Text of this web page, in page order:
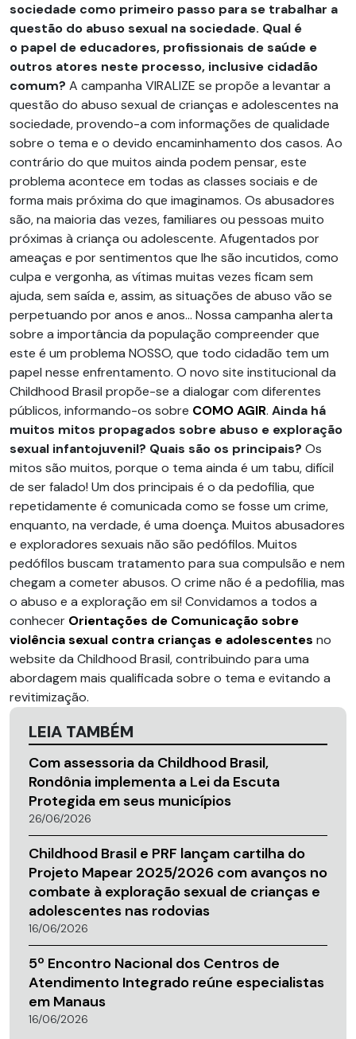
sociedade como primeiro passo para se trabalhar a
questão do abuso sexual na sociedade. Qual é
o papel de educadores, profissionais de saúde e
outros atores neste processo, inclusive cidadão
comum? A campanha VIRALIZE se propõe a levantar a
questão do abuso sexual de crianças e adolescentes na
sociedade, provendo-a com informações de qualidade
sobre o tema e o devido encaminhamento dos casos. Ao
contrário do que muitos ainda podem pensar, este
problema acontece em todas as classes sociais e de
forma mais próxima do que imaginamos. Os abusadores
são, na maioria das vezes, familiares ou pessoas muito
próximas à criança ou adolescente. Afugentados por
ameaças e por sentimentos que lhe são incutidos, como
culpa e vergonha, as vítimas muitas vezes ficam sem
ajuda, sem saída e, assim, as situações de abuso vão se
perpetuando por anos e anos… Nossa campanha alerta
sobre a importância da população compreender que
este é um problema NOSSO, que todo cidadão tem um
papel nesse enfrentamento. O novo site institucional da
Childhood Brasil propõe-se a dialogar com diferentes
públicos, informando-os sobre COMO AGIR. Ainda há
muitos mitos propagados sobre abuso e exploração
sexual infantojuvenil? Quais são os principais? Os
mitos são muitos, porque o tema ainda é um tabu, difícil
de ser falado! Um dos principais é o da pedofilia, que
repetidamente é comunicada como se fosse um crime,
enquanto, na verdade, é uma doença. Muitos abusadores
e exploradores sexuais não são pedófilos. Muitos
pedófilos buscam tratamento para sua compulsão e nem
chegam a cometer abusos. O crime não é a pedofilia, mas
o abuso e a exploração em si! Convidamos a todos a
conhecer Orientações de Comunicação sobre
violência sexual contra crianças e adolescentes no
website da Childhood Brasil, contribuindo para uma
abordagem mais qualificada sobre o tema e evitando a
revitimização.
LEIA TAMBÉM
Com assessoria da Childhood Brasil,
Rondônia implementa a Lei da Escuta
Protegida em seus municípios
26/06/2026
Childhood Brasil e PRF lançam cartilha do
Projeto Mapear 2025/2026 com avanços no
combate à exploração sexual de crianças e
adolescentes nas rodovias
16/06/2026
5º Encontro Nacional dos Centros de
Atendimento Integrado reúne especialistas
em Manaus
16/06/2026